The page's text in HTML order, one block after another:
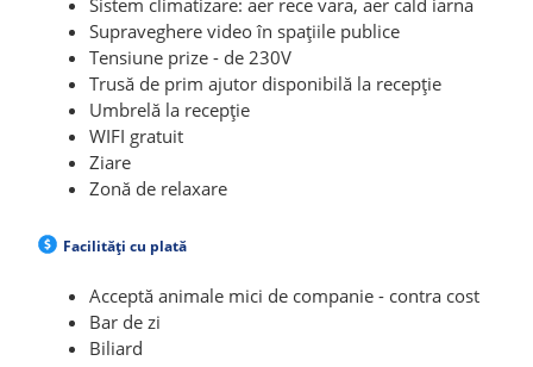
Supraveghere video în spațiile publice
Tensiune prize - de 230V
Trusă de prim ajutor disponibilă la recepție
Umbrelă la recepție
WIFI gratuit
Ziare
Zonă de relaxare
Facilități cu plată
Acceptă animale mici de companie - contra cost
Bar de zi
Biliard